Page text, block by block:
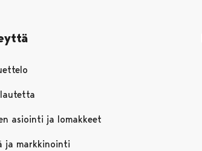
asiointi ja lomakkeet
ja markkinointi